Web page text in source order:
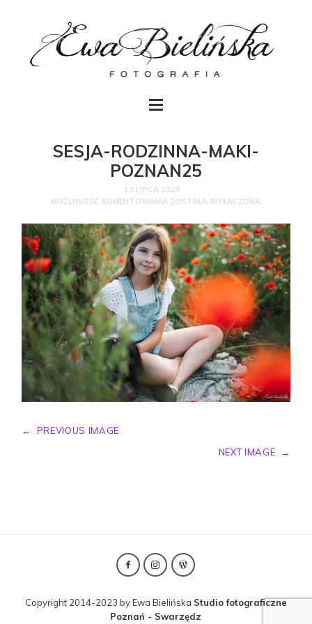
SESJA-RODZINNA-MAKI-
POZNAN25
13 LIPCA 2020
MOŻLIWOŚĆ KOMENTOWANIA ZOSTAŁA WYŁĄCZONA
←
PREVIOUS IMAGE
NEXT IMAGE
→
Copyright 2014-2023 by Ewa Bielińska Studio fotograficzne
Poznań - Swarzędz